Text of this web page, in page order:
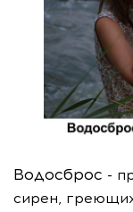
Водосброс -
сирен,